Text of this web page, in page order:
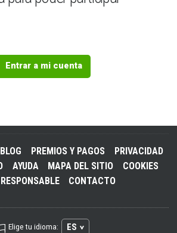
Entrar a mi cuenta
BLOG PREMIOS Y PAGOS
PRIVACIDAD
AYUDA MAPA DEL SITIO
COOKIES
CONTACTO
Elige tu idioma: ES